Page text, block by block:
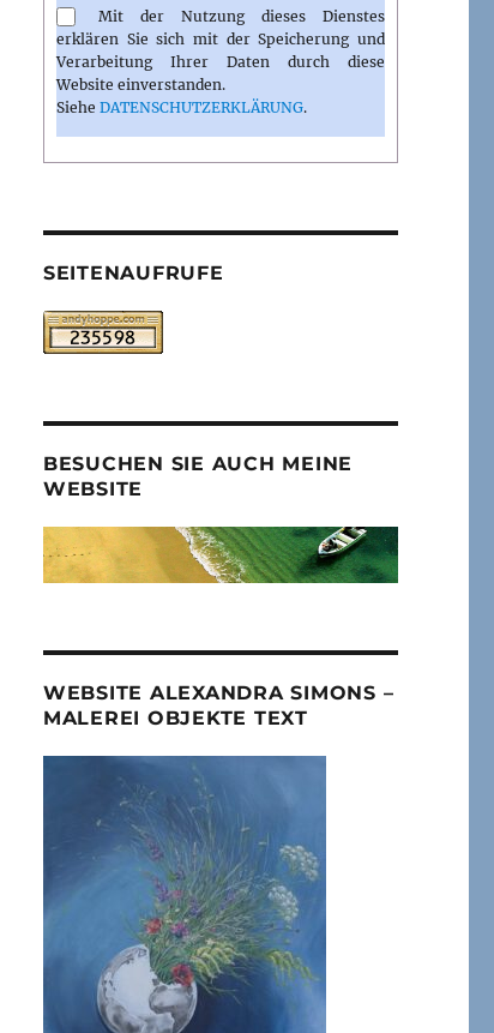
Mit der Nutzung dieses Dienstes
erklären Sie sich mit der Speicherung und
Verarbeitung Ihrer Daten durch diese
Website einverstanden.
Siehe DATENSCHUTZERKLÄRUNG.
SEITENAUFRUFE
BESUCHEN SIE AUCH MEINE
WEBSITE
WEBSITE ALEXANDRA SIMONS –
MALEREI OBJEKTE TEXT